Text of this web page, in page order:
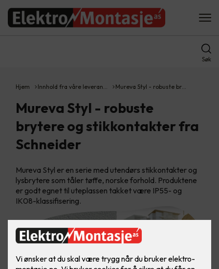
Søk
Hjem Innhold fra våre leveran… Mureva Styl - robuste br…
Mureva Styl - robuste
brytere og stikkontakter fra
Schneider
Mureva Styl er en serie med utendørs stikkontakter og
lysbrytere som tåler tøffe, norske forhold. Produktene
er godt egnet til uteplassen takket være IP55- og
IK08-klassifisering.